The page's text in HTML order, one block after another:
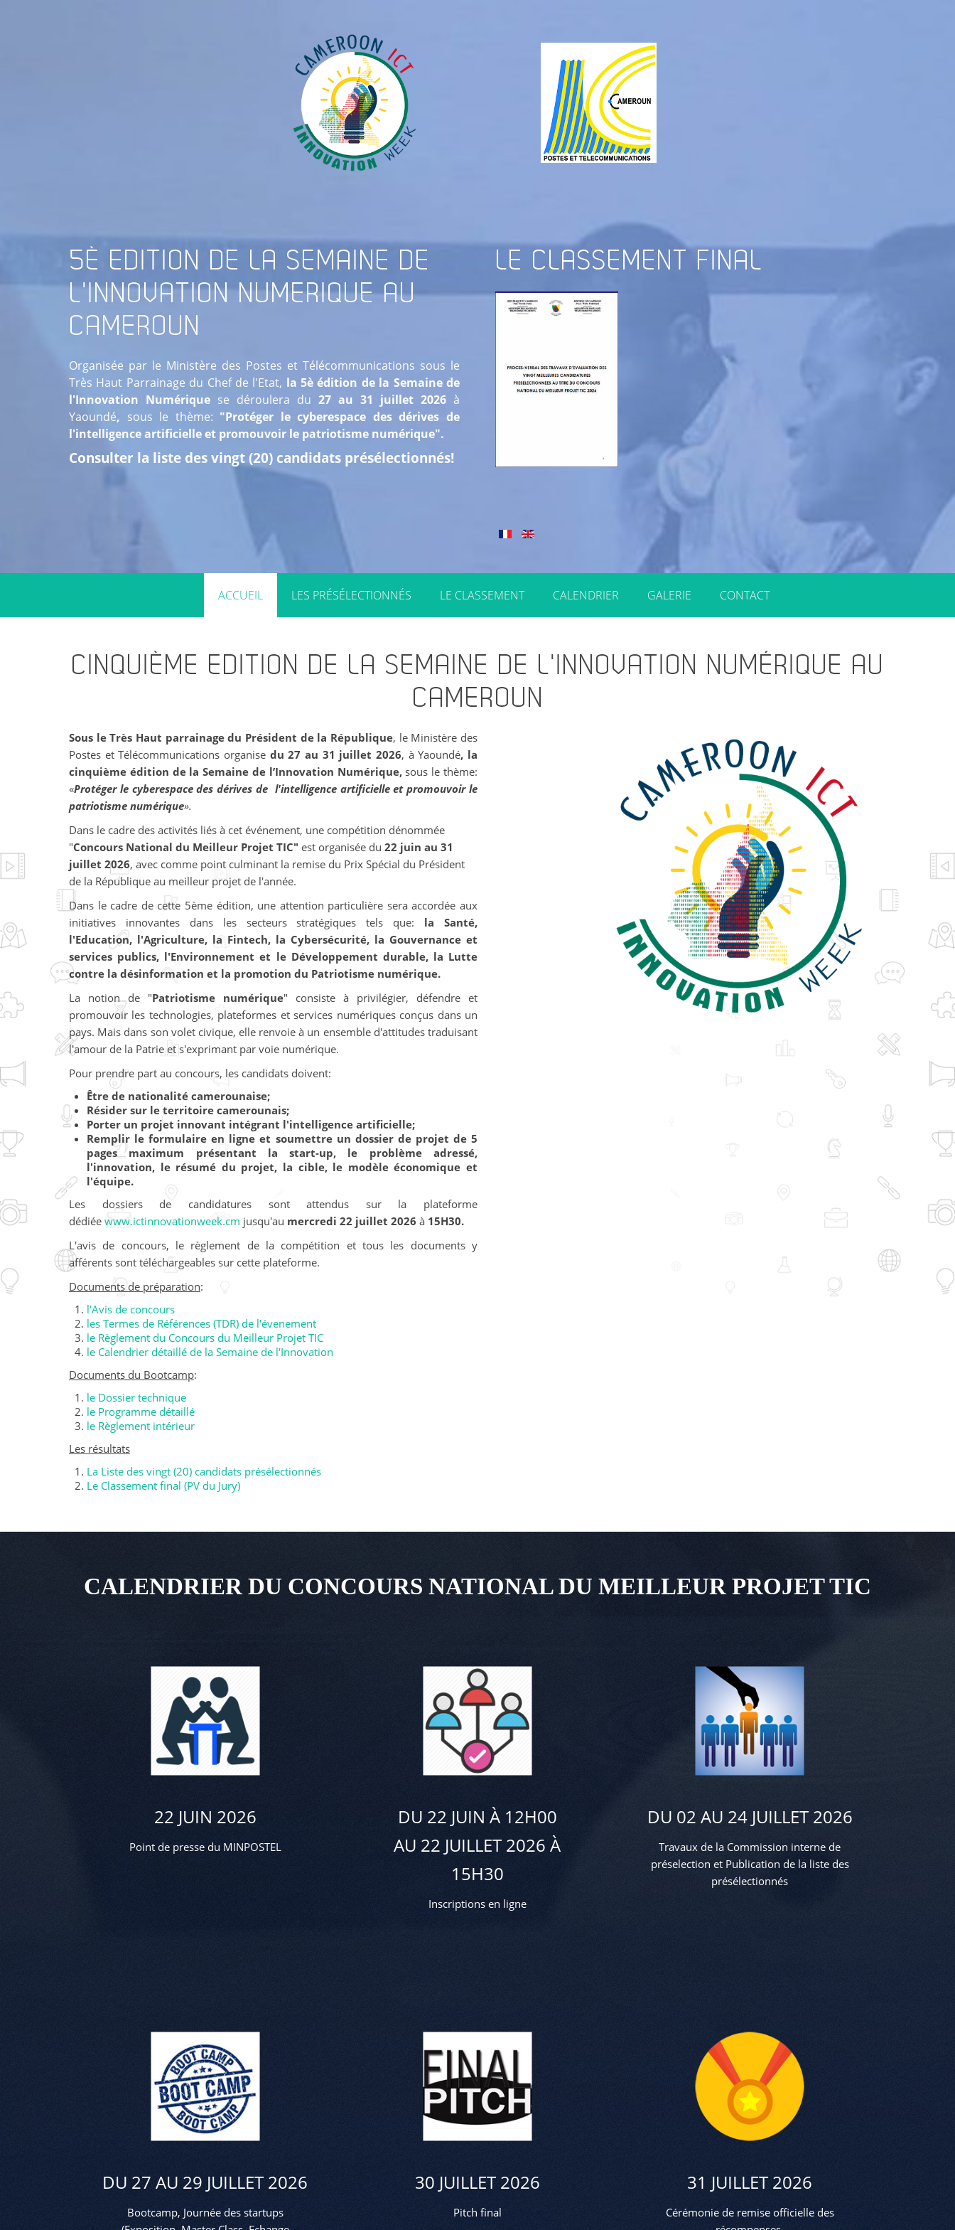
5È EDITION DE LA SEMAINE DE
L'INNOVATION NUMERIQUE AU
CAMEROUN
Organisée par le Ministère des Postes et Télécommunications sous le
Très Haut Parrainage du Chef de l'Etat, la 5è édition de la Semaine de
l'Innovation Numérique se déroulera du 27 au 31 juillet 2026 à
Yaoundé, sous le thème: "Protéger le cyberespace des dérives de
l'intelligence artificielle et promouvoir le patriotisme numérique".
Consulter la liste des vingt (20) candidats présélectionnés!
LE CLASSEMENT FINAL
ACCUEIL LES PRÉSÉLECTIONNÉS LE CLASSEMENT CALENDRIER GALERIE CONTACT
CINQUIÈME EDITION DE LA SEMAINE DE L'INNOVATION NUMÉRIQUE AU
CAMEROUN
Sous le Très Haut parrainage du Président de la République, le Ministère des
Postes et Télécommunications organise du 27 au 31 juillet 2026, à Yaoundé, la
cinquième édition de la Semaine de l’Innovation Numérique,sous le thème:
«Protéger le cyberespace des dérives de l'intelligence artificielle et promouvoir le
patriotisme numérique».
Dans le cadre des activités liés à cet événement, une compétition dénommée
"Concours National du Meilleur Projet TIC" est organisée du 22 juin au 31
juillet 2026, avec comme point culminant la remise du Prix Spécial du Président
de la République au meilleur projet de l'année.
Dans le cadre de cette 5ème édition, une attention particulière sera accordée aux
initiatives innovantes dans les secteurs stratégiques tels que: la Santé,
l'Education, l'Agriculture, la Fintech, la Cybersécurité, la Gouvernance et
services publics, l'Environnement et le Développement durable, la Lutte
contre la désinformation et la promotion du Patriotisme numérique.
La notion de "Patriotisme numérique" consiste à privilégier, défendre et
promouvoir les technologies, plateformes et services numériques conçus dans un
pays. Mais dans son volet civique, elle renvoie à un ensemble d'attitudes traduisant
l'amour de la Patrie et s'exprimant par voie numérique.
Pour prendre part au concours, les candidats doivent:
Être de nationalité camerounaise;
Résider sur le territoire camerounais;
Porter un projet innovant intégrant l'intelligence artificielle;
Remplir le formulaire en ligne et soumettre un dossier de projet de 5
pages maximum présentant la start-up, le problème adressé,
l'innovation, le résumé du projet, la cible, le modèle économique et
l'équipe.
Les dossiers de candidatures sont attendus sur la plateforme
dédiée www.ictinnovationweek.cm jusqu'au mercredi 22 juillet 2026 à 15H30.
L'avis de concours, le règlement de la compétition et tous les documents y
afférents sont téléchargeables sur cette plateforme.
Documents de préparation:
l'Avis de concours
les Termes de Références (TDR) de l'évenement
le Règlement du Concours du Meilleur Projet TIC
le Calendrier détaillé de la Semaine de l'Innovation
Documents du Bootcamp:
le Dossier technique
le Programme détaillé
le Règlement intérieur
Les résultats
La Liste des vingt (20) candidats présélectionnés
Le Classement final (PV du Jury)
CALENDRIER DU CONCOURS NATIONAL DU MEILLEUR PROJET TIC
22 JUIN 2026
Point de presse du MINPOSTEL
DU 22 JUIN À 12H00
AU 22 JUILLET 2026 À
15H30
Inscriptions en ligne
DU 02 AU 24 JUILLET 2026
Travaux de la Commission interne de
préselection et Publication de la liste des
présélectionnés
DU 27 AU 29 JUILLET 2026
Bootcamp, Journée des startups
30 JUILLET 2026
Pitch final
31 JUILLET 2026
Cérémonie de remise officielle des